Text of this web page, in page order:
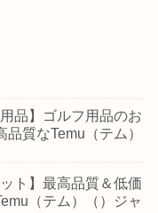
用品】ゴルフ用品のお
質なTemu（テム）
ット】最高品質＆低価
（テム）（）ジャ